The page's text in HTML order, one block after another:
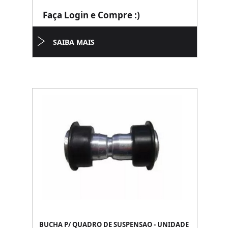
Faça Login e Compre :)
SAIBA MAIS
BUCHA P/ QUADRO DE SUSPENSAO - UNIDADE